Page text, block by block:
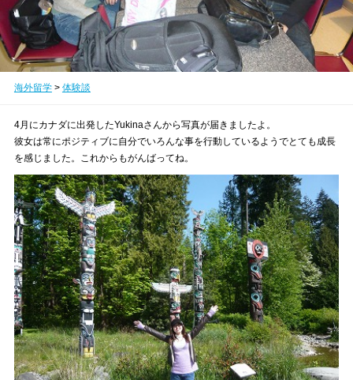
海外留学> 体験談
4月にカナダに出発したYukinaさんから写真が届きましたよ。
彼女は常にポジティブに自分でいろんな事を行動しているようでとても成長
を感じました。これからもがんばってね。